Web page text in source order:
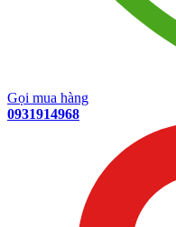
Gọi mua hàng
0931914968